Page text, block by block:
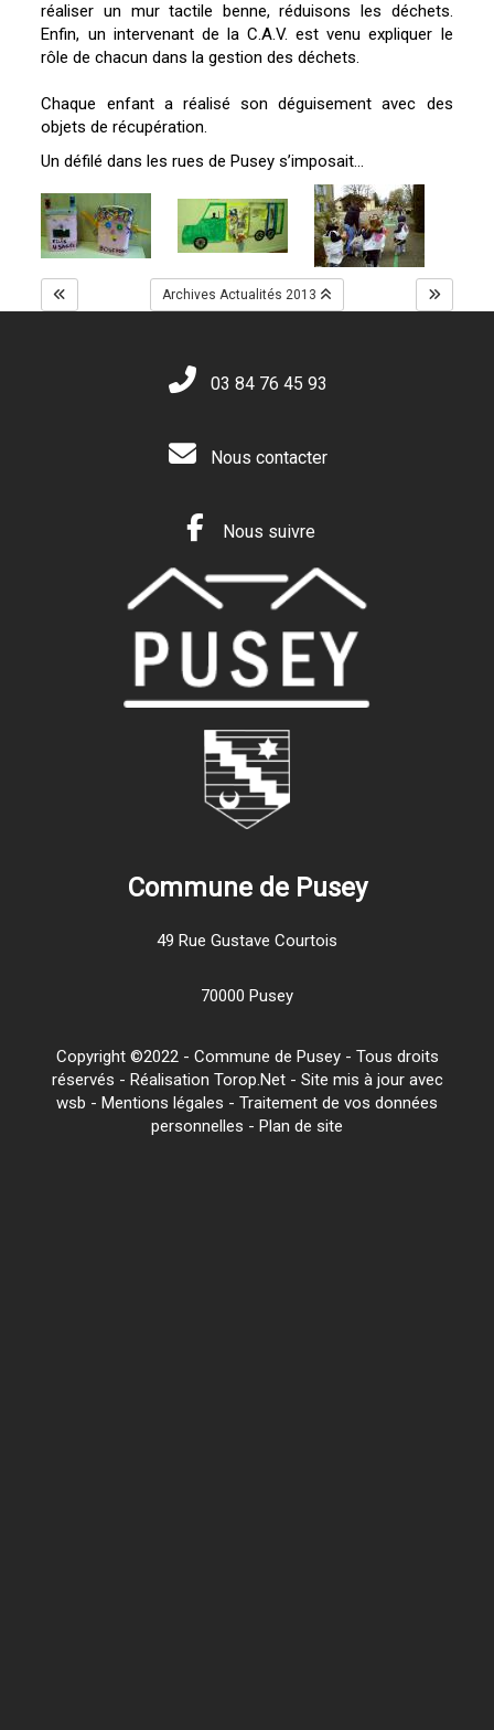
réaliser un mur tactile benne, réduisons les déchets.
Enfin, un intervenant de la C.A.V. est venu expliquer le
rôle de chacun dans la gestion des déchets.
Chaque enfant a réalisé son déguisement avec des
objets de récupération.
Un défilé dans les rues de Pusey s’imposait...
Archives Actualités 2013
03 84 76 45 93
Nous contacter
Nous suivre
Commune de Pusey
49 Rue Gustave Courtois
70000 Pusey
Copyright ©2022 - Commune de Pusey - Tous droits
réservés - Réalisation Torop.Net - Site mis à jour avec
wsb - Mentions légales - Traitement de vos données
personnelles - Plan de site